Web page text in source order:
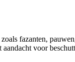
fazanten,
voor